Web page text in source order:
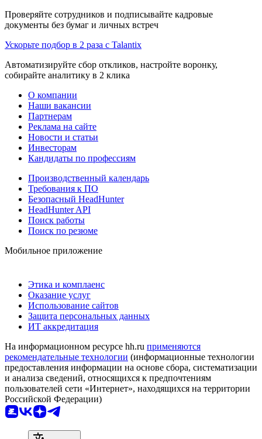
Проверяйте сотрудников и подписывайте кадровые
документы без бумаг и личных встреч
Ускорьте подбор в 2 раза с Talantix
Автоматизируйте сбор откликов, настройте воронку,
собирайте аналитику в 2 клика
О компании
Наши вакансии
Партнерам
Реклама на сайте
Новости и статьи
Инвесторам
Кандидаты по профессиям
Производственный календарь
Требования к ПО
Безопасный HeadHunter
HeadHunter API
Поиск работы
Поиск по резюме
Мобильное приложение
Этика и комплаенс
Оказание услуг
Использование сайтов
Защита персональных данных
ИТ аккредитация
На информационном ресурсе hh.ru применяются
рекомендательные технологии (информационные технологии
предоставления информации на основе сбора, систематизации
и анализа сведений, относящихся к предпочтениям
пользователей сети «Интернет», находящихся на территории
Российской Федерации)